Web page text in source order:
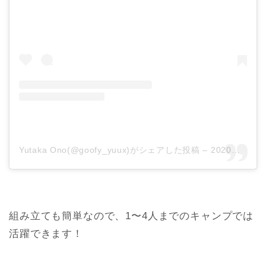
Yutaka Ono(@goofy_yuux)がシェアした投稿 – 2020年 1月月5日午前12時20分PST
組み立ても簡単なので、1〜4人までのキャンプでは
活躍できます！